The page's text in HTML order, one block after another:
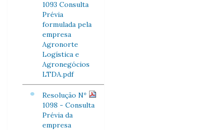
1093 Consulta
Prévia
formulada pela
empresa
Agronorte
Logística e
Agronegócios
LTDA.pdf
Resolução Nº
1098 - Consulta
Prévia da
empresa